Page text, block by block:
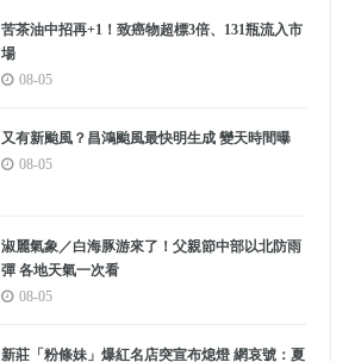
苦茶油中招再+1！致癌物超標3倍、131瓶流入市
場
08-05
又有新颱風？昌鴻颱風最快明生成 變天時間曝
08-05
淑麗氣象／白海豚游來了！父親節中部以北防雨
彈 各地天氣一次看
08-05
新莊「粉條妹」爆紅名店突宣布熄燈 網哀號：夏